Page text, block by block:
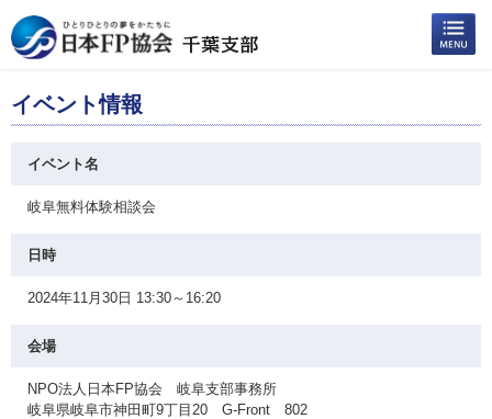
イベント情報
イベント名
岐阜無料体験相談会
日時
2024年11月30日 13:30～16:20
会場
NPO法人日本FP協会 岐阜支部事務所
岐阜県岐阜市神田町9丁目20 G-Front 802